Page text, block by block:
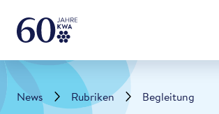
News Rubriken Begleitung